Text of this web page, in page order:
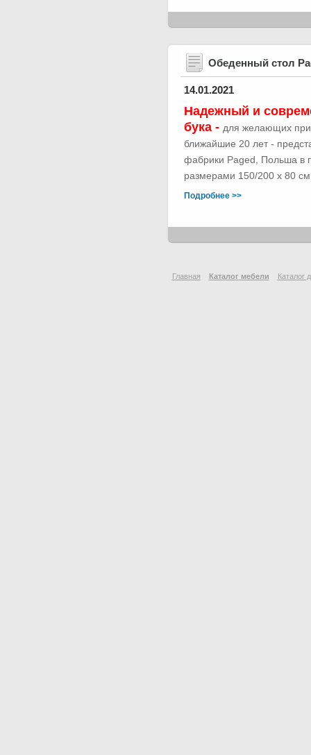
Обеденный стол
14.01.2021
Надежный и
бука - для желающих
ближайшие 20 лет -
фабрики Paged, Польша в
размерами 150/200 х 80
Подробнее >>
Главная Каталог мебели Каталог